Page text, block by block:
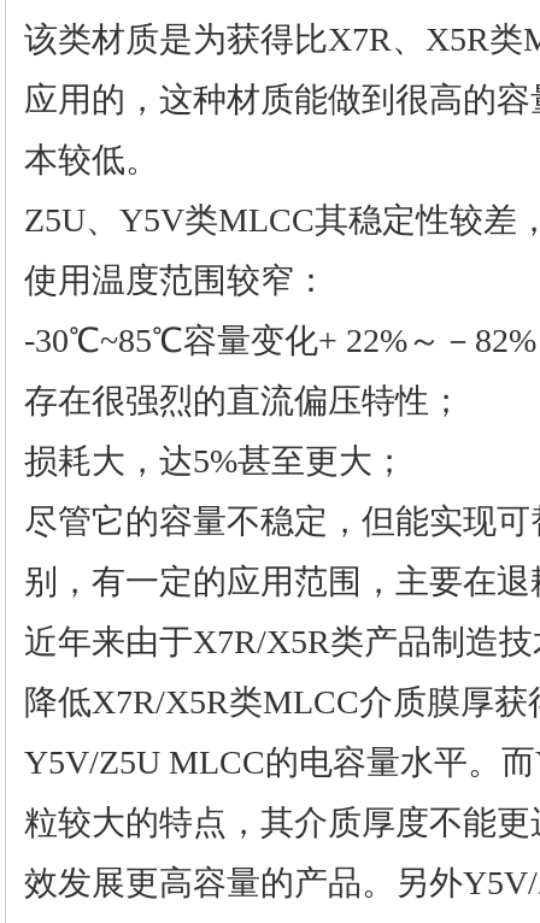
该类材质是为获得比X7R、X5R类
应用的，这种材质能做到很高的
本较低。
Z5U、Y5V类MLCC其稳定性较差
使用温度范围较窄：
-30℃~85℃容量变化+ 22%～－
存在很强烈的直流偏压特性；
损耗大，达5%甚至更大；
尽管它的容量不稳定，但能实现
别，有一定的应用范围，主要在
近年来由于X7R/X5R类产品制造
降低X7R/X5R类MLCC介质膜厚
Y5V/Z5U MLCC的电容量水平。
粒较大的特点，其介质厚度不能
效发展更高容量的产品。另外